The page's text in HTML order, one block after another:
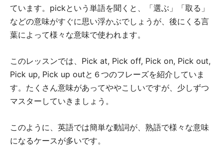
ています。pickという単語を聞くと、「選ぶ」「取る」
などの意味がすぐに思い浮かぶでしょうが、後にくる言
葉によって様々な意味で使われます。
このレッスンでは、Pick at, Pick off, Pick on, Pick out,
Pick up, Pick up outと６つのフレーズを紹介していま
す。たくさん意味があってややこしいですが、少しずつ
マスターしていきましょう。
このように、英語では簡単な動詞が、熟語で様々な意味
になるケースが多いです。